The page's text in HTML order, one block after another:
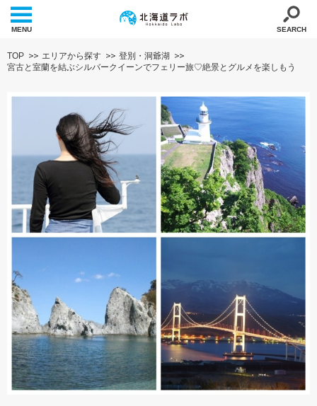
MENU SEARCH
TOP エリアから探す
登別・洞爺湖
宮古と室蘭を結ぶシルバークイーンでフェリー旅♡絶景とグルメを楽しもう